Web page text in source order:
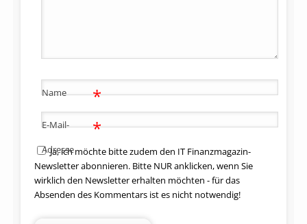
Name *
E-Mail-
Adresse
*
Ja, ich möchte bitte zudem den IT Finanzmagazin-
Newsletter abonnieren. Bitte NUR anklicken, wenn Sie
wirklich den Newsletter erhalten möchten - für das
Absenden des Kommentars ist es nicht notwendig!